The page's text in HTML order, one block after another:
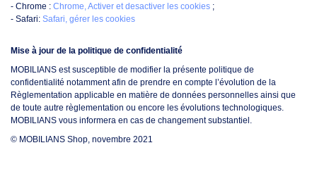
- Chrome : Chrome, Activer et desactiver les cookies ;
- Safari: Safari, gérer les cookies
Mise à jour de la politique de confidentialité
MOBILIANS est susceptible de modifier la présente politique de
confidentialité notamment afin de prendre en compte l’évolution de la
Règlementation applicable en matière de données personnelles ainsi que
de toute autre règlementation ou encore les évolutions technologiques.
MOBILIANS vous informera en cas de changement substantiel.
© MOBILIANS Shop, novembre 2021